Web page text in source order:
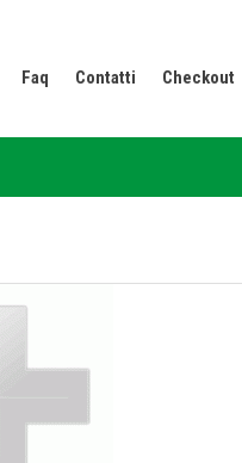
Faq Contatti Checkout